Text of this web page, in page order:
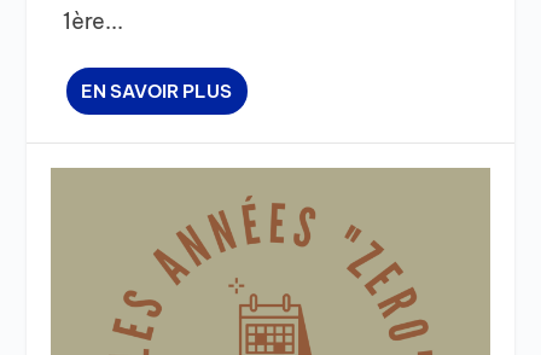
1ère...
EN SAVOIR PLUS